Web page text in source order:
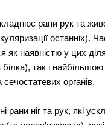
рани рук та
останніх).
як наявністю у цих
білка), так і
органів.
рани ніг та рук, які